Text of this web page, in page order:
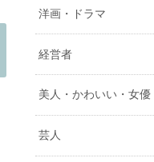
洋画・ドラマ
経営者
美人・かわいい・女優
芸人